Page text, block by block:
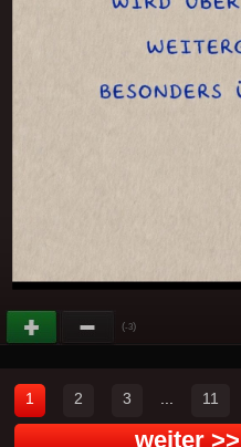
(-3)
1 2 3 11
weiter >>